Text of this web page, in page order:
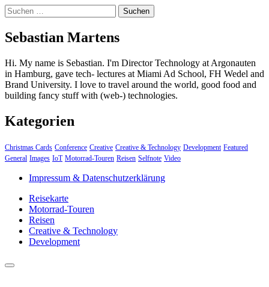
Suchen
nach:
Sebastian Martens
Hi. My name is Sebastian. I'm Director Technology at Argonauten
in Hamburg, gave tech- lectures at Miami Ad School, FH Wedel and
Brand University. I love to travel around the world, good food and
building fancy stuff with (web-) technologies.
Kategorien
Christmas Cards Conference Creative Creative & Technology Development Featured
General Images IoT Motorrad-Touren Reisen Selfnote Video
Impressum & Datenschutzerklärung
Reisekarte
Motorrad-Touren
Reisen
Creative & Technology
Development
close